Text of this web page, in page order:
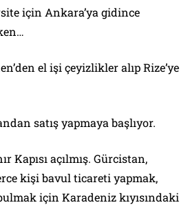
için Ankara’ya gidince
el işi çeyizlikler alıp Rize’ye
satış yapmaya başlıyor.
Kapısı açılmış. Gürcistan,
kişi bavul ticareti yapmak,
için Karadeniz kıyısındaki